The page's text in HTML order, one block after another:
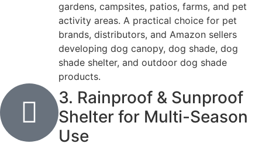
gardens, campsites, patios, farms, and pet
activity areas. A practical choice for pet
brands, distributors, and Amazon sellers
developing dog canopy, dog shade, dog
shade shelter, and outdoor dog shade
products.
3. Rainproof & Sunproof
Shelter for Multi-Season
Use